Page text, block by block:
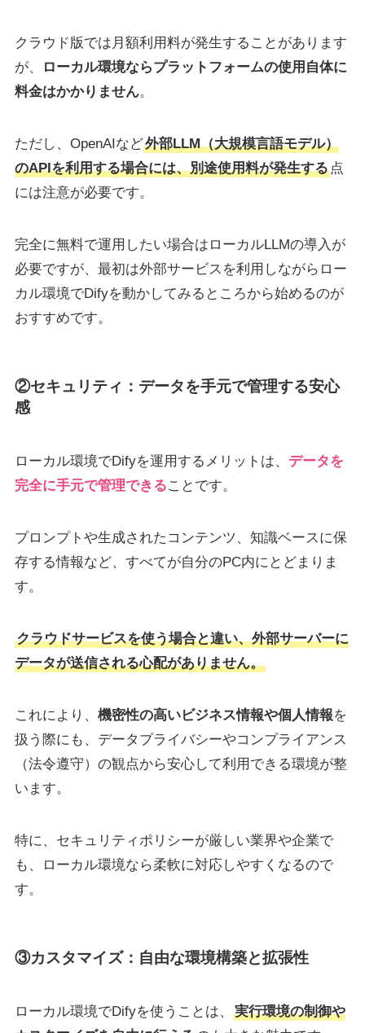
クラウド版では月額利用料が発生することがあります
が、
ローカル環境ならプラットフォームの使用自体に
料金はかかりません。
ただし、OpenAIなど外部LLM（大規模言語モデル）
のAPIを利用する場合には、別途使用料が発生する点
には注意が必要です。
完全に無料で運用したい場合はローカルLLMの導入が
必要ですが、最初は外部サービスを利用しながらロー
カル環境でDifyを動かしてみるところから始めるのが
おすすめです。
②セキュリティ：データを手元で管理する安心
感
ローカル環境でDifyを運用するメリットは、 データを
完全に手元で管理できることです。
プロンプトや生成されたコンテンツ、知識ベースに保
存する情報など、すべてが自分のPC内にとどまりま
す。
クラウドサービスを使う場合と違い、外部サーバーに
データが送信される心配がありません。
これにより、 機密性の高いビジネス情報や個人情報を
扱う際にも、データプライバシーやコンプライアンス
（法令遵守）の観点から安心して利用できる環境が整
います。
特に、セキュリティポリシーが厳しい業界や企業で
も、ローカル環境なら柔軟に対応しやすくなるので
す。
③カスタマイズ：自由な環境構築と拡張性
ローカル環境でDifyを使うことは、
実行環境の制御や